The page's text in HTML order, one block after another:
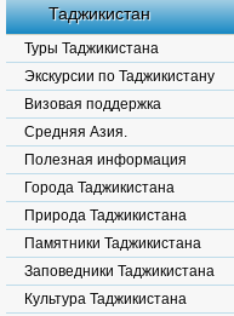
Таджикистан
Туры Таджикистана
Экскурсии по Таджикистану
Визовая поддержка
Средняя Азия.
Полезная информация
Города Таджикистана
Природа Таджикистана
Памятники Таджикистана
Заповедники Таджикистана
Культура Таджикистана